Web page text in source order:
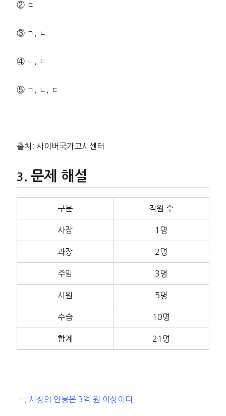
② ㄷ
③ ㄱ, ㄴ
④ ㄴ, ㄷ
⑤ ㄱ, ㄴ, ㄷ
출처: 사이버국가고시센터
문제 해설
구분 직원 수
사장 1명
과장 2명
주임 3명
사원 5명
수습 10명
합계 21명
ㄱ. 사장의 연봉은 3억 원 이상이다.